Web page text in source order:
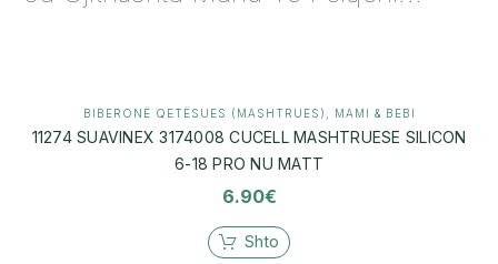
BIBERONË QETËSUES (MASHTRUES) MAMI & BEBI
11274 SUAVINEX 3174008 CUCELL MASHTRUESE SILICON
6-18 PRO NU MATT
6.90€
Shto